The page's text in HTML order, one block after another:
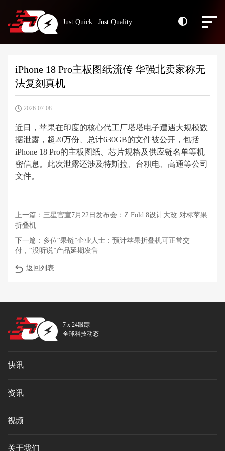
Just Quick Just Quality
iPhone 18 Pro主板图纸流传 华强北卖家称无
法复刻真机
2026-07-08
近日，苹果在印度的核心代工厂塔塔电子遭遇大规模数
据泄露，超20万份、总计630GB的文件被公开，包括
iPhone 18 Pro的主板图纸、芯片规格及供应链名单等机
密信息。此次泄露还涉及特斯拉、台积电、高通等公司
文件。
上一篇： 三星官宣7月22日发布会：Z Fold 8设计大改 对标苹果
折叠机
下一篇： 多位“果链”企业人士：预计苹果折叠机可正常交
付，“没听说”产品延期发售
返回列表
7 x 24跟踪
全球科技动态
快讯
资讯
视频
关于我们